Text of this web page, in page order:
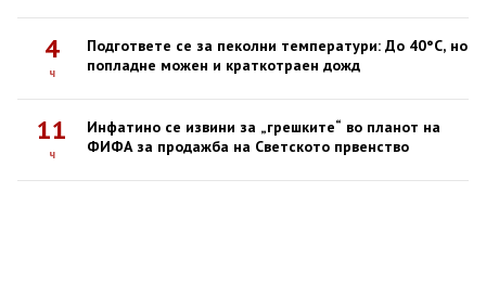
4
ч
Подгответе се за пеколни температури: До 40°C, но
попладне можен и краткотраен дожд
11
ч
Инфатино се извини за „грешките“ во планот на
ФИФА за продажба на Светското првенство